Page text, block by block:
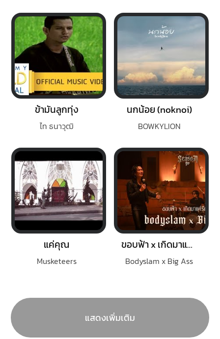
ข้ามันลูกทุ่ง
ไท ธนาวุฒิ
นกน้อย (noknoi)
BOWKYLION
แค่คุณ
Musketeers
ขอบฟ้า x เกิดมาแค่รักกัน
Bodyslam x Big Ass
แสดงเพิ่มเติม